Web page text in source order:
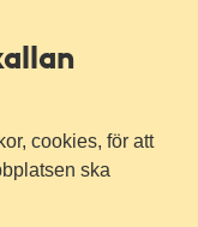
cookies, för att
ska